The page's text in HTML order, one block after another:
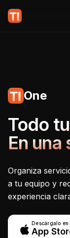
One
Todo
En una
Organiza
a tu equipo y
experiencia
Descárgalo en
App